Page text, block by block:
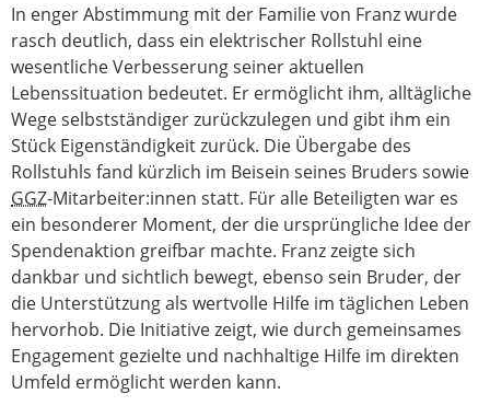
In enger Abstimmung mit der Familie von Franz wurde
rasch deutlich, dass ein elektrischer Rollstuhl eine
wesentliche Verbesserung seiner aktuellen
Lebenssituation bedeutet. Er ermöglicht ihm, alltägliche
Wege selbstständiger zurückzulegen und gibt ihm ein
Stück Eigenständigkeit zurück. Die Übergabe des
Rollstuhls fand kürzlich im Beisein seines Bruders sowie
GGZ-Mitarbeiter:innen statt. Für alle Beteiligten war es
ein besonderer Moment, der die ursprüngliche Idee der
Spendenaktion greifbar machte. Franz zeigte sich
dankbar und sichtlich bewegt, ebenso sein Bruder, der
die Unterstützung als wertvolle Hilfe im täglichen Leben
hervorhob. Die Initiative zeigt, wie durch gemeinsames
Engagement gezielte und nachhaltige Hilfe im direkten
Umfeld ermöglicht werden kann.